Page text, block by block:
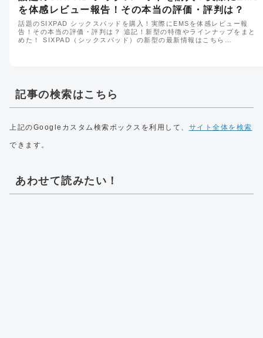
を体感レビュー報告！その本当の評価・評判は？
話題のSIXPAD シックスパッドを購入！実際にEMSを体感レビュー報
告！その本当の評価・評判は？ 追記！新型の特徴やラインナップをまと
めた！ SIXPAD（シックスパッド）の新型の最新情報はこちら…
記事の検索はこちら
上記のGoogleカスタム検索ボックスを利用して、 サイト全体を検索
できます。
あわせて読みたい！